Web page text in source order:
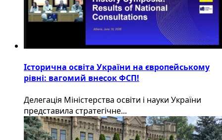
Історична освіта України на європейському
рівні: вагомий внесок ФСП!
Делегація Міністерства освіти і науки України
представила стратегічне...